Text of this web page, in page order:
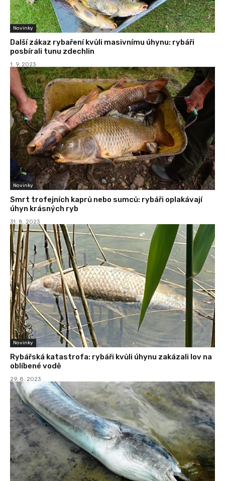
Novinky
Další zákaz rybaření kvůli masivnímu úhynu: rybáři
posbírali tunu zdechlin
1. 9. 2023
Novinky
Smrt trofejních kaprů nebo sumců: rybáři oplakávají
úhyn krásných ryb
31. 8. 2023
Novinky
Rybářská katastrofa: rybáři kvůli úhynu zakázali lov na
oblíbené vodě
29. 8. 2023